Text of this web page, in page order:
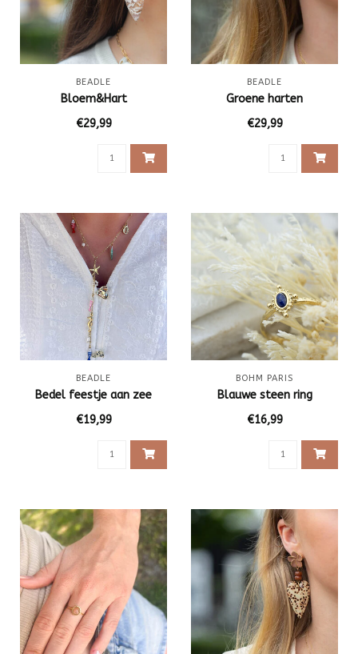
BEADLE
Bloem&Hart
€29,99
BEADLE
Groene harten
€29,99
BEADLE
Bedel feestje aan zee
€19,99
BOHM PARIS
Blauwe steen ring
€16,99